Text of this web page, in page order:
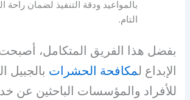
بالمواعيد ودقة التنفيذ لضمان راحة
التام.
بفضل هذا الفريق المتكامل،
الإبداع لمكافحة الحشرات بالجبيل
للأفراد والمؤسسات الباحثين عن